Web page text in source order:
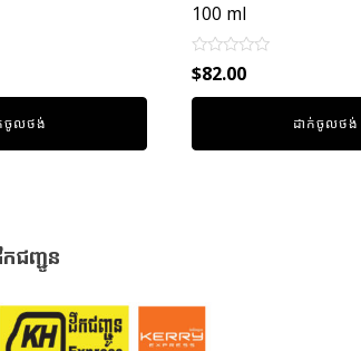
ចូលថង់
100 ml
Rated
0
out
$82.00
ដាក់ចូលថង់
ជញ្ជូន